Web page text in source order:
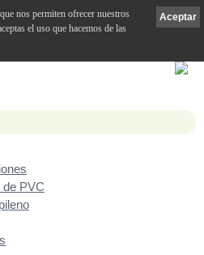
de PVC
Aceptar
nos permiten ofrecer nuestros
el uso que hacemos de las